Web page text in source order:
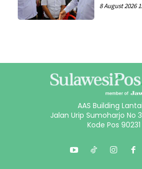
8 August 2026
AAS Building
Jalan Urip Sumoharjo No
Kode Pos 90231